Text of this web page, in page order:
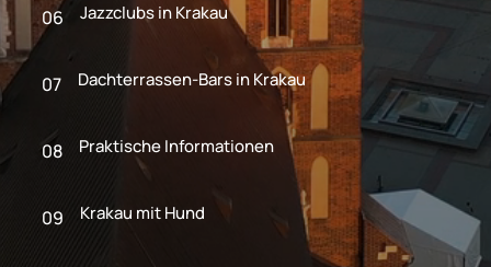
06 Jazzclubs in Krakau
07 Dachterrassen-Bars in Krakau
08 Praktische Informationen
09 Krakau mit Hund